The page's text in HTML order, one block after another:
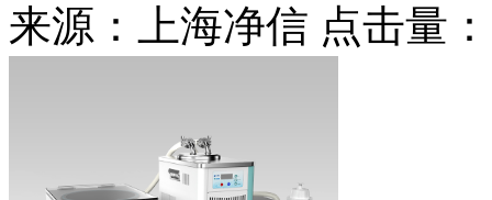
来源：上海净信 点击量：